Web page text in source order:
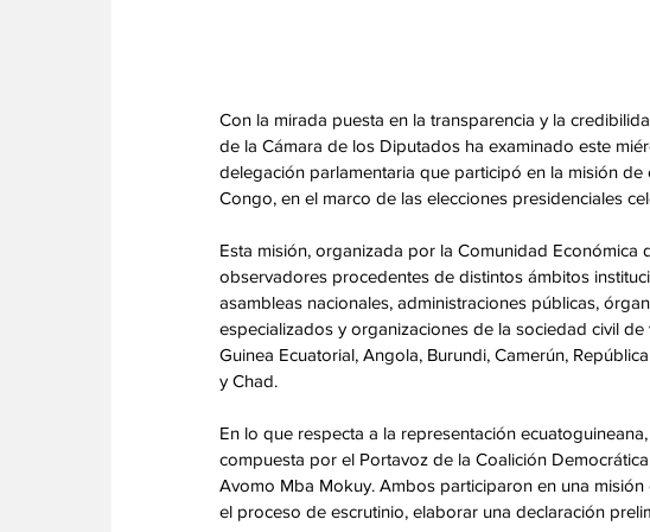
Con la mirada puesta en la transparencia y la
de la Cámara de los Diputados ha examinado este
delegación parlamentaria que participó en la misión
Congo, en el marco de las elecciones presidenciales
Esta misión, organizada por la Comunidad Económica
observadores procedentes de distintos ámbitos
asambleas nacionales, administraciones públicas,
especializados y organizaciones de la sociedad civil
Guinea Ecuatorial, Angola, Burundi, Camerún,
y Chad.
En lo que respecta a la representación
compuesta por el Portavoz de la Coalición
Avomo Mba Mokuy. Ambos participaron en una
el proceso de escrutinio, elaborar una declaración